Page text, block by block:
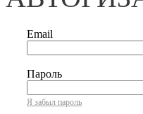
Email
Пароль
Я забыл пароль